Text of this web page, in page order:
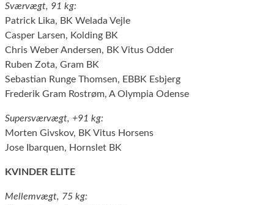
Sværvægt, 91 kg:
Patrick Lika, BK Welada Vejle
Casper Larsen, Kolding BK
Chris Weber Andersen, BK Vitus Odder
Ruben Zota, Gram BK
Sebastian Runge Thomsen, EBBK Esbjerg
Frederik Gram Rostrøm, A Olympia Odense
Supersværvægt, +91 kg:
Morten Givskov, BK Vitus Horsens
Jose Ibarquen, Hornslet BK
KVINDER ELITE
Mellemvægt, 75 kg: